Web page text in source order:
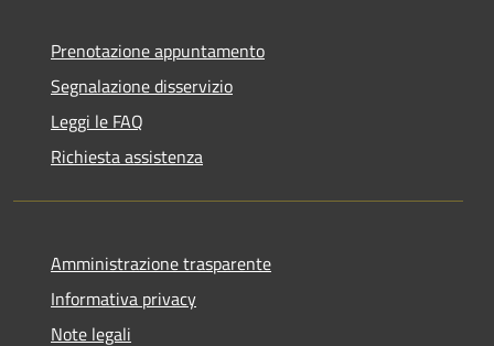
Prenotazione appuntamento
Segnalazione disservizio
Leggi le FAQ
Richiesta assistenza
Amministrazione trasparente
Informativa privacy
Note legali